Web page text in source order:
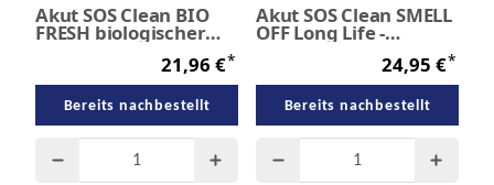
Akut SOS Clean BIO
FRESH biologischer
Geruchskiller 1,0 Liter
21,96 €*
Bereits nachbestellt
Akut SOS Clean SMELL
OFF Long Life -
Geruchsneutralisierung
24,95 €*
Bereits nachbestellt